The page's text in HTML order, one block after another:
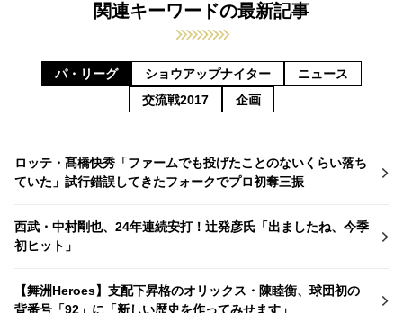
関連キーワードの最新記事
パ・リーグ ショウアップナイター
ニュース
交流戦2017
企画
ロッテ・髙橋快秀「ファームでも投げたことのないくらい落ち
ていた」試行錯誤してきたフォークでプロ初奪三振
西武・中村剛也、24年連続安打！辻発彦氏「出ましたね、今季
初ヒット」
【舞洲Heroes】支配下昇格のオリックス・陳睦衡、球団初の
背番号「92」に「新しい歴史を作ってみせます」